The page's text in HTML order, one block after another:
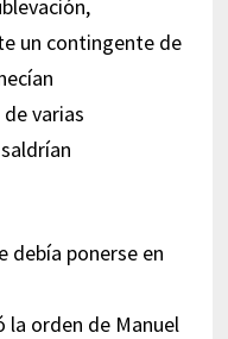
un contingente de
varias
debía ponerse en
la orden de Manuel